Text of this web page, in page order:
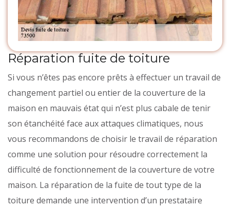
Réparation fuite de toiture
Si vous n’êtes pas encore prêts à effectuer un travail de
changement partiel ou entier de la couverture de la
maison en mauvais état qui n’est plus cabale de tenir
son étanchéité face aux attaques climatiques, nous
vous recommandons de choisir le travail de réparation
comme une solution pour résoudre correctement la
difficulté de fonctionnement de la couverture de votre
maison. La réparation de la fuite de tout type de la
toiture demande une intervention d’un prestataire